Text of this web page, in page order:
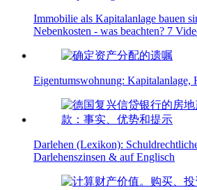
Immobilie als Kapitalanlage bauen
Nebenkosten - was beachten? 7
Eigentumswohnung: Kapitalanlage,
Darlehen (Lexikon):
Darlehenszinsen & auf Englisch